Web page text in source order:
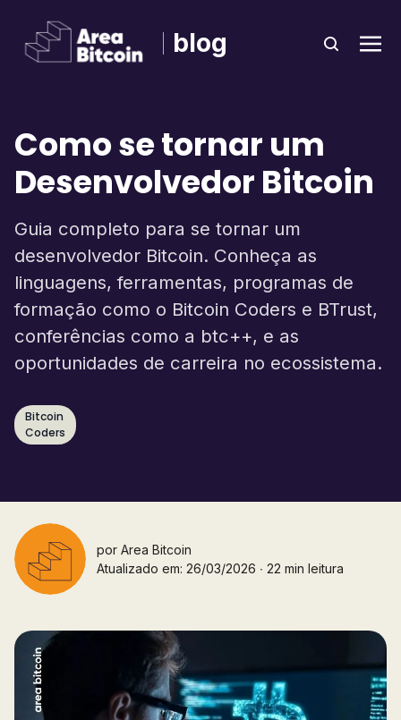
blog
Como se tornar um
Desenvolvedor Bitcoin
Guia completo para se tornar um
desenvolvedor Bitcoin. Conheça as
linguagens, ferramentas, programas de
formação como o Bitcoin Coders e BTrust,
conferências como a btc++, e as
oportunidades de carreira no ecossistema.
Bitcoin
Coders
por Area Bitcoin
Atualizado em: 26/03/2026 ∙ 22 min leitura